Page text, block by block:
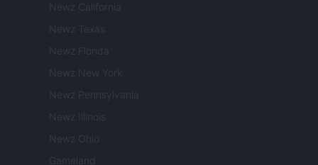
Newz California
Newz Texas
Newz Florida
Newz New York
Newz Pennsylvania
Newz Illinois
Newz Ohio
Gameland